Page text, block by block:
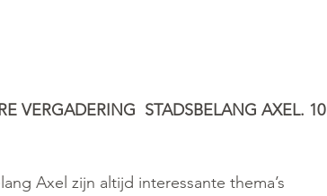
VERGADERING  STADSBELANG AXEL. 10
Axel zijn altijd interessante thema’s